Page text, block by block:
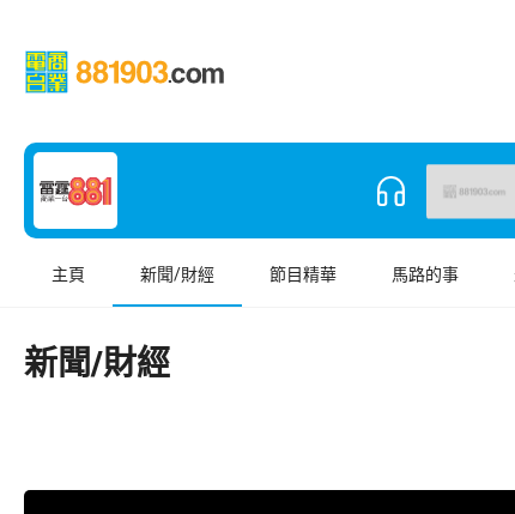
主頁 新聞/財經 節目精華 馬路的事
新聞/財經